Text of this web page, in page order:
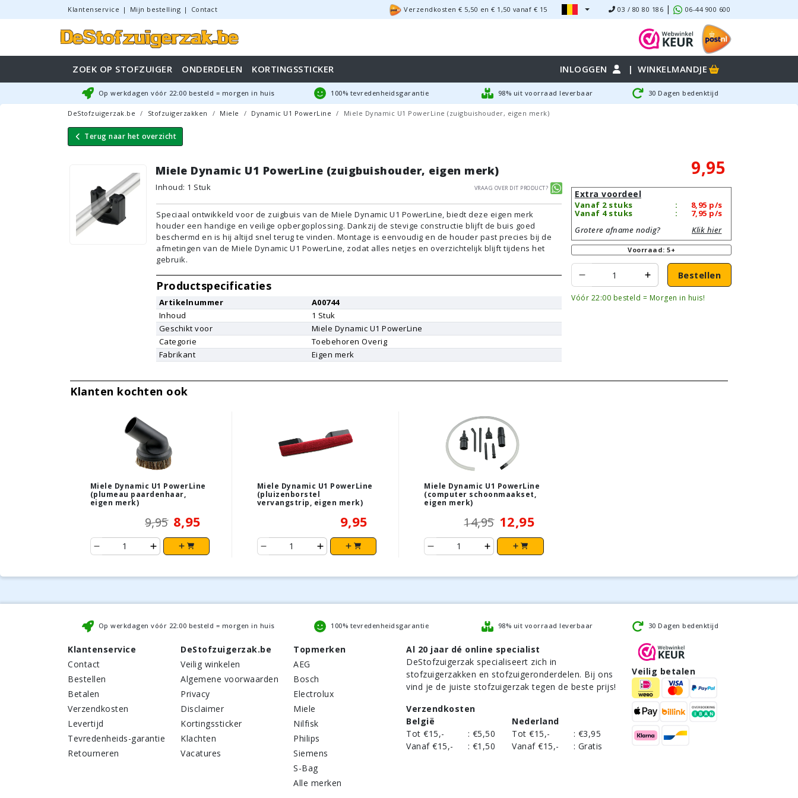
Klantenservice | Mijn bestelling | Contact Verzendkosten € 5,50 en € 1,50 vanaf € 15 03 / 80 80 186 | 06-44 900 600
ZOEK OP STOFZUIGER ONDERDELEN KORTINGSSTICKER INLOGGEN | WINKELMANDJE
Op werkdagen vóór 22:00 besteld = morgen in huis 100% tevredenheidsgarantie 98% uit voorraad leverbaar 30 Dagen bedenktijd
DeStofzuigerzak.be Stofzuigerzakken Miele Dynamic U1 PowerLine Miele Dynamic U1 PowerLine (zuigbuishouder, eigen merk)
Terug naar het overzicht
Miele Dynamic U1 PowerLine (zuigbuishouder, eigen merk)
Inhoud: 1 Stuk Vraag over dit product?
Speciaal ontwikkeld voor de zuigbuis van de Miele Dynamic U1 PowerLine, biedt deze eigen merk
houder een handige en veilige opbergoplossing. Dankzij de stevige constructie blijft de buis goed
beschermd en is hij altijd snel terug te vinden. Montage is eenvoudig en de houder past precies bij de
afmetingen van de Miele Dynamic U1 PowerLine, zodat alles netjes en overzichtelijk blijft tijdens het
gebruik.
Productspecificaties
Artikelnummer
A00744
Inhoud
1 Stuk
Geschikt voor
Miele Dynamic U1 PowerLine
Categorie
Toebehoren Overig
Fabrikant
Eigen merk
9,95
Extra voordeel
Vanaf 2 stuks : 8,95 p/s
Vanaf 4 stuks : 7,95 p/s
Grotere afname nodig?
Klik hier
Voorraad: 5+
Bestellen
Vóór 22:00 besteld = Morgen in huis!
Klanten kochten ook
Miele Dynamic U1 PowerLine
(plumeau paardenhaar,
eigen merk)
9,95 8,95
Miele Dynamic U1 PowerLine
(pluizenborstel
vervangstrip, eigen merk)
9,95
Miele Dynamic U1 PowerLine
(computer schoonmaakset,
eigen merk)
14,95 12,95
Op werkdagen vóór 22:00 besteld = morgen in huis 100% tevredenheidsgarantie 98% uit voorraad leverbaar 30 Dagen bedenktijd
Klantenservice
Contact
Bestellen
Betalen
Verzendkosten
Levertijd
Tevredenheids-garantie
Retourneren
DeStofzuigerzak.be
Veilig winkelen
Algemene voorwaarden
Privacy
Disclaimer
Kortingssticker
Klachten
Vacatures
Topmerken
AEG
Bosch
Electrolux
Miele
Nilfisk
Philips
Siemens
S-Bag
Alle merken
Al 20 jaar dé online specialist
DeStofzuigerzak specialiseert zich in
stofzuigerzakken en stofzuigeronderdelen. Bij ons
vind je de juiste stofzuigerzak tegen de beste prijs!
Verzendkosten
België
Tot €15,-
: €5,50
Vanaf €15,-
: €1,50
Nederland
Tot €15,-
: €3,95
Vanaf €15,-
: Gratis
Veilig betalen